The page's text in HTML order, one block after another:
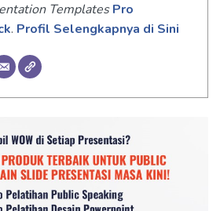
Templates Pro
. Profil Selengkapnya di Sini